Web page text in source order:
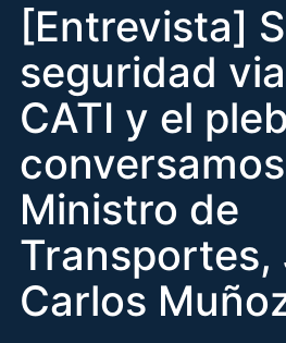
[Entrevista]
seguridad
CATI y el
Ministro de
Transportes,
Carlos